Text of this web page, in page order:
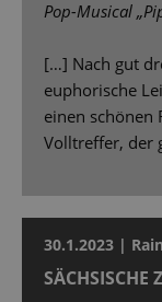
Pop-Musical
[…] Nach gut
euphorische
einen schönen
Volltreffer, der
30.1.2023 |
SÄCHSISCHE